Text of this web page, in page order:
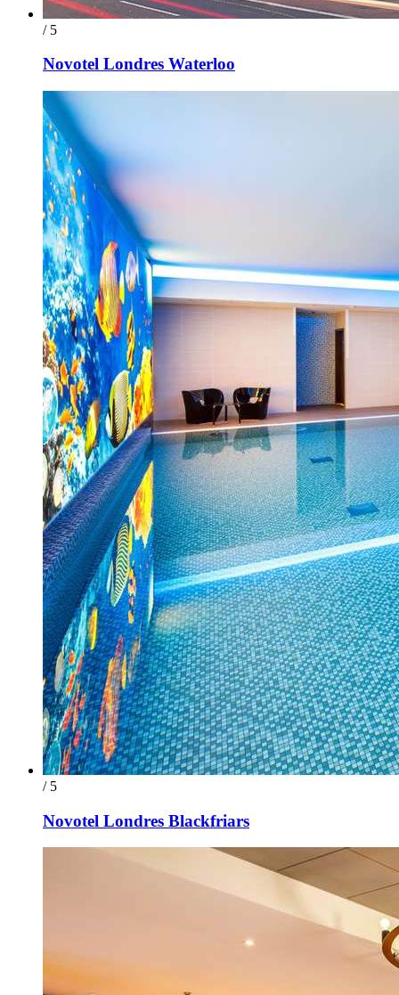
/ 5
Novotel Londres Waterloo
/ 5
Novotel Londres Blackfriars